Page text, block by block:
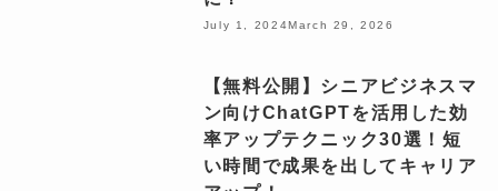
July 1, 2024March 29, 2026
【無料公開】シニアビジネスマ
ン向けChatGPTを活用した効
率アップテクニック30選！短
い時間で成果を出してキャリア